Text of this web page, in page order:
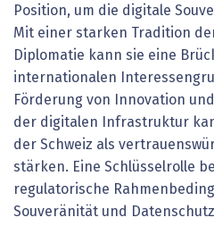
Position, um die digitale
Mit einer starken Tradition
Diplomatie kann sie eine
internationalen
Förderung von Innovation
der digitalen Infrastruktur
der Schweiz als
stärken. Eine Schlüsselrolle
regulatorische
Souveränität und